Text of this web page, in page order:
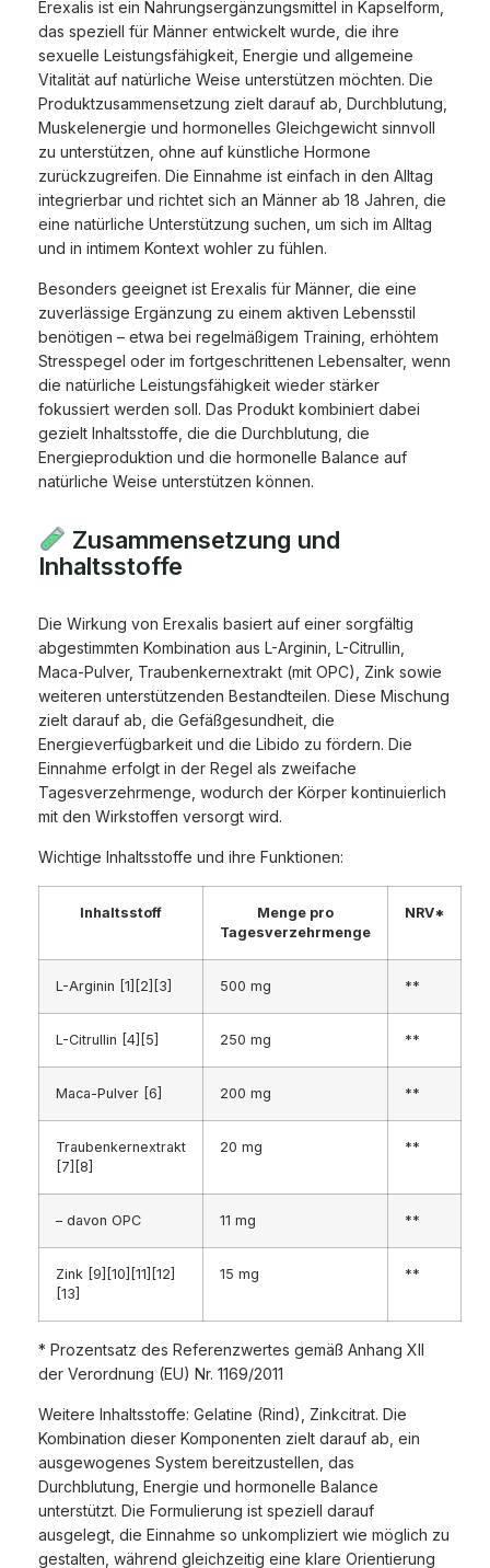
Erexalis ist ein Nahrungsergänzungsmittel in Kapselform,
das speziell für Männer entwickelt wurde, die ihre
sexuelle Leistungsfähigkeit, Energie und allgemeine
Vitalität auf natürliche Weise unterstützen möchten. Die
Produktzusammensetzung zielt darauf ab, Durchblutung,
Muskelenergie und hormonelles Gleichgewicht sinnvoll
zu unterstützen, ohne auf künstliche Hormone
zurückzugreifen. Die Einnahme ist einfach in den Alltag
integrierbar und richtet sich an Männer ab 18 Jahren, die
eine natürliche Unterstützung suchen, um sich im Alltag
und in intimem Kontext wohler zu fühlen.
Besonders geeignet ist Erexalis für Männer, die eine
zuverlässige Ergänzung zu einem aktiven Lebensstil
benötigen – etwa bei regelmäßigem Training, erhöhtem
Stresspegel oder im fortgeschrittenen Lebensalter, wenn
die natürliche Leistungsfähigkeit wieder stärker
fokussiert werden soll. Das Produkt kombiniert dabei
gezielt Inhaltsstoffe, die die Durchblutung, die
Energieproduktion und die hormonelle Balance auf
natürliche Weise unterstützen können.
Zusammensetzung und
Inhaltsstoffe
Die Wirkung von Erexalis basiert auf einer sorgfältig
abgestimmten Kombination aus L-Arginin, L-Citrullin,
Maca-Pulver, Traubenkernextrakt (mit OPC), Zink sowie
weiteren unterstützenden Bestandteilen. Diese Mischung
zielt darauf ab, die Gefäßgesundheit, die
Energieverfügbarkeit und die Libido zu fördern. Die
Einnahme erfolgt in der Regel als zweifache
Tagesverzehrmenge, wodurch der Körper kontinuierlich
mit den Wirkstoffen versorgt wird.
Wichtige Inhaltsstoffe und ihre Funktionen:
Inhaltsstoff
Menge pro
Tagesverzehrmenge
NRV*
L-Arginin [1][2][3] 500 mg **
L-Citrullin [4][5] 250 mg **
Maca-Pulver [6] 200 mg **
Traubenkernextrakt
[7][8]
20 mg **
– davon OPC 11 mg **
Zink [9][10][11][12]
[13]
15 mg **
* Prozentsatz des Referenzwertes gemäß Anhang XII
der Verordnung (EU) Nr. 1169/2011
Weitere Inhaltsstoffe: Gelatine (Rind), Zinkcitrat. Die
Kombination dieser Komponenten zielt darauf ab, ein
ausgewogenes System bereitzustellen, das
Durchblutung, Energie und hormonelle Balance
unterstützt. Die Formulierung ist speziell darauf
ausgelegt, die Einnahme so unkompliziert wie möglich zu
gestalten, während gleichzeitig eine klare Orientierung